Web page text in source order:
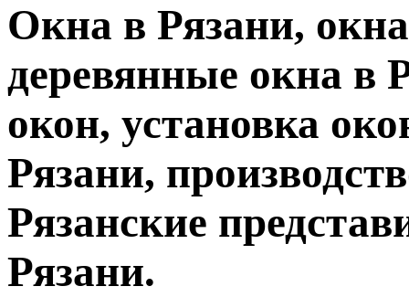
Окна в Рязани,
деревянные окна в
окон, установка
Рязани,
Рязанские
Рязани.